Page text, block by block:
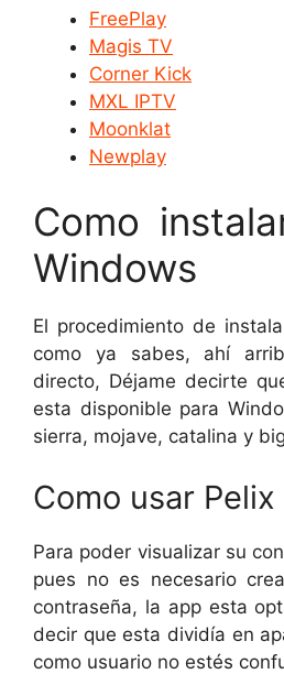
FreePlay
Magis TV
Corner Kick
MXL IPTV
Moonklat
Newplay
Como
Windows
El procedimiento de
como ya sabes, ahí
directo, Déjame decirte
esta disponible para
sierra, mojave, catalina y
Como usar Pelix
Para poder visualizar su
pues no es necesario
contraseña, la app esta
decir que esta dividía en
como usuario no estés